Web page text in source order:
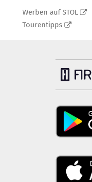
Werben auf STOL
Tourentipps